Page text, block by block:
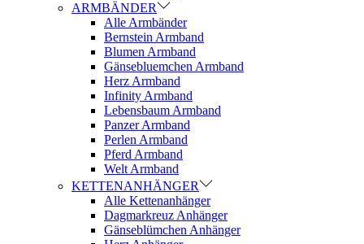
ARMBÄNDER
Alle Armbänder
Bernstein Armband
Blumen Armband
Gänsebluemchen Armband
Herz Armband
Infinity Armband
Lebensbaum Armband
Panzer Armband
Perlen Armband
Pferd Armband
Welt Armband
KETTENANHÄNGER
Alle Kettenanhänger
Dagmarkreuz Anhänger
Gänseblümchen Anhänger